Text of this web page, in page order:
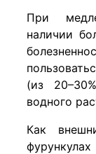
При
наличии
(из
водного
Как